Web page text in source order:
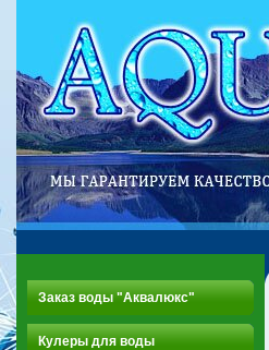
Заказ воды "Аквалюкс"
Кулеры для воды